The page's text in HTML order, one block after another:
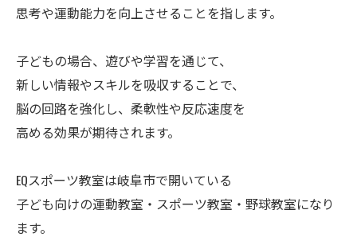
思考や運動能力を向上させることを指します。
子どもの場合、遊びや学習を通じて、
新しい情報やスキルを吸収することで、
脳の回路を強化し、柔軟性や反応速度を
高める効果が期待されます。
EQスポーツ教室は岐阜市で開いている
子ども向けの運動教室・スポーツ教室・野球教室になり
ます。